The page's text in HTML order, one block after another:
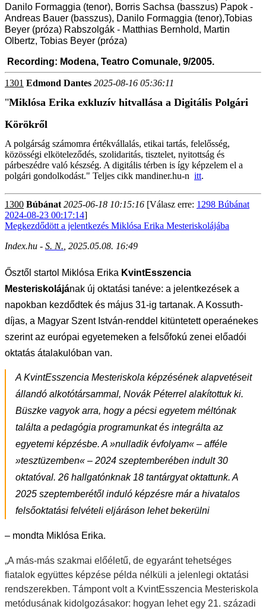
Danilo Formaggia (tenor), Borris Sachsa (basszus) Papok -
Andreas Bauer (basszus), Danilo Formaggia (tenor),Tobias
Beyer (próza) Rabszolgák - Matthias Bernhold, Martin
Olbertz, Tobias Beyer (próza)
Recording: Modena, Teatro Comunale, 9/2005.
1301 Edmond Dantes 2025-08-16 05:36:11
"Miklósa Erika exkluzív hitvallása a Digitális Polgári
Körökről
A polgárság számomra értékvállalás, etikai tartás, felelősség,
közösségi elköteleződés, szolidaritás, tisztelet, nyitottság és
párbeszédre való készség. A digitális térben is így képzelem el a
polgári gondolkodást." Teljes cikk mandiner.hu-n itt.
1300 Búbánat 2025-06-18 10:15:16 [Válasz erre: 1298 Búbánat
2024-08-23 00:17:14]
Megkezdődött a jelentkezés Miklósa Erika Mesteriskolájába
Index.hu - S. N. 2025.05.08. 16:49
Ősztől startol Miklósa Erika KvintEsszencia
Mesteriskolájának új oktatási tanéve: a jelentkezések a
napokban kezdődtek és május 31-ig tartanak. A Kossuth-
díjas, a Magyar Szent István-renddel kitüntetett operaénekes
szerint az európai egyetemeken a felsőfokú zenei előadói
oktatás átalakulóban van.
A KvintEsszencia Mesteriskola képzésének alapvetéseit
állandó alkotótársammal, Novák Péterrel alakítottuk ki.
Büszke vagyok arra, hogy a pécsi egyetem méltónak
találta a pedagógia programunkat és integrálta az
egyetemi képzésbe. A »nulladik évfolyam« – afféle
»tesztüzemben« – 2024 szeptemberében indult 30
oktatóval. 26 hallgatónknak 18 tantárgyat oktattunk. A
2025 szeptemberétől induló képzésre már a hivatalos
felsőoktatási felvételi eljáráson lehet bekerülni
– mondta Miklósa Erika.
„A más-más szakmai előéletű, de egyaránt tehetséges
fiatalok együttes képzése példa nélküli a jelenlegi oktatási
rendszerekben. Támpont volt a KvintEsszencia Mesteriskola
metódusának kidolgozásakor: hogyan lehet egy 21. századi